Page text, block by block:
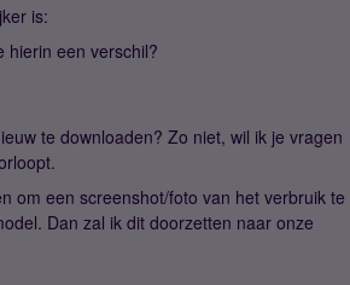
is:
hierin een verschil?
te downloaden? Zo niet, wil ik je vragen
om een screenshot/foto van het verbruik te
Dan zal ik dit doorzetten naar onze